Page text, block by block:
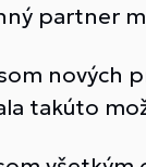
partner
nových
takúto